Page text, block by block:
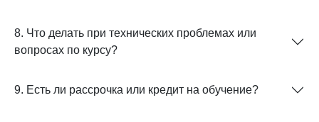
8. Что делать при технических проблемах или
вопросах по курсу?
9. Есть ли рассрочка или кредит на обучение?